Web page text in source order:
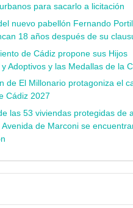
para sacarlo a licitación
nuevo pabellón Fernando
18 años después de su
de Cádiz propone sus Hijos
y Adoptivos y las Medallas de la
de El Millonario protagoniza el
Cádiz 2027
las 53 viviendas protegidas de
Avenida de Marconi se